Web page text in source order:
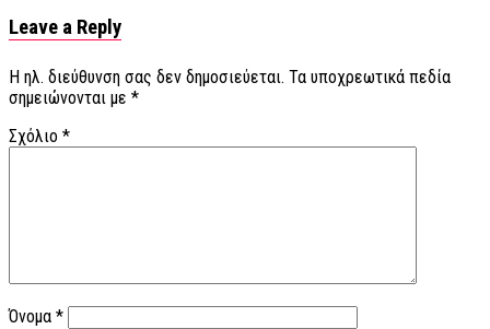
Leave a Reply
Η ηλ. διεύθυνση σας δεν δημοσιεύεται. Τα υποχρεωτικά πεδία
σημειώνονται με *
Σχόλιο *
Όνομα *